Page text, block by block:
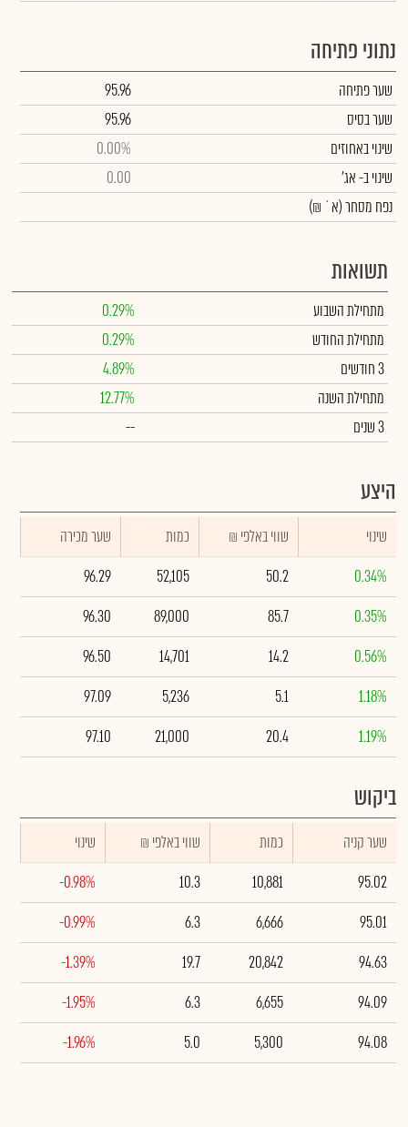
נתוני פתיחה
שער פתיחה
95.96
שער בסיס
95.96
שינוי באחוזים
0.00%
שינויב- אג'
0.00
נפח מסחר(א` ₪)
תשואות
מתחילת השבוע
0.29%
מתחילת החודש
0.29%
3 חודשים
4.89%
מתחילת השנה
12.77%
3 שנים
--
היצע
שינוי ₪ שווי באלפי כמות
שער מכירה
0.34%
50.2
52,105
96.29
0.35%
85.7
89,000
96.30
0.56%
14.2
14,701
96.50
1.18%
5.1
5,236
97.09
1.19%
20.4
21,000
97.10
ביקוש
שער קניה כמות ₪ שווי באלפי
שינוי
95.02
10,881
10.3
-0.98%
95.01
6,666
6.3
-0.99%
94.63
20,842
19.7
-1.39%
94.09
6,655
6.3
-1.95%
94.08
5,300
5.0
-1.96%